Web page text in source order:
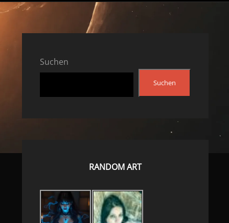
Suchen
Suchen
RANDOM ART